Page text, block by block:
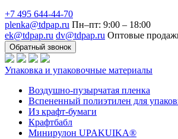
+7 495 644-44-70
plenka@tdpap.ru Пн–пт: 9:00 – 18:00
ek@tdpap.ru dv@tdpap.ru Оптовые
Обратный звонок
Упаковка и упаковочные материалы
Воздушно-пузырчатая пленка
Вспененный полиэтилен для
Из крафт-бумаги
Крафтбабл
Минирулон UPAKUIKA®